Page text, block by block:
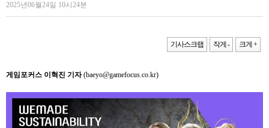
2025년06월24일 10시24분
기사스크랩 작게 - 크게 +
게임포커스 이혁진 기자(baeyo@gamefocus.co.kr)